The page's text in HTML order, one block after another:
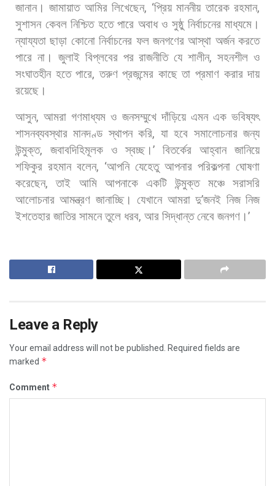
জানান। জামায়াত আমির লিখেছেন, ‘প্রিয় মাননীয় তারেক রহমান,
সুশাসন কেবল নিশ্চিত হতে পারে অবাধ ও সুষ্ঠু নির্বাচনের মাধ্যমে।
ন্যায্যতা ছাড়া কোনো নির্বাচনের ফল জনগণের আস্থা অর্জন করতে
পারে না। জুলাই বিপ্লবের পর রাজনীতি যে শালীন,সহনশীল ও
সংঘাতহীন হতে পারে,তরুণ প্রজন্মের কাছে তা প্রমাণ করার দায়
রয়েছে।
আসুন,আমরা গণমাধ্যম ও জনসম্মুখে দাঁড়িয়ে এমন এক ভবিষ্যৎ
শাসনব্যবস্থার মানদণ্ড স্থাপন করি, যা হবে সমালোচনার জন্য
উন্মুক্ত, জবাবদিহিমূলক ও স্বচ্ছ।’ বিতর্কের আহ্বান
জানিয়ে
শফিকুর রহমান বলেন, ‘আপনি যেহেতু আপনার পরিকল্পনা ঘোষণা
করেছেন,তাই আমি আপনাকে একটি উন্মুক্ত মঞ্চে
সরাসরি
আলোচনার আমন্ত্রণ জানাচ্ছি। যেখানে আমরা দু’জনই নিজ নিজ
ইশতেহার জাতির সামনে তুলে ধরব, আর সিদ্ধান্ত নেবে জনগণ।’
Leave a Reply
Your email address will not be published.
Required fields are
marked *
Comment *